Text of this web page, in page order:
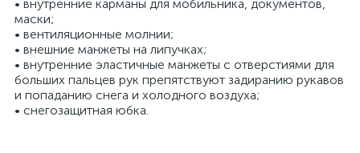
• внутренние карманы для мобильника, документов,
маски;
• вентиляционные молнии;
• внешние манжеты на липучках;
• внутренние эластичные манжеты с отверстиями для
больших пальцев рук препятствуют задиранию рукавов
и попаданию снега и холодного воздуха;
• снегозащитная юбка.